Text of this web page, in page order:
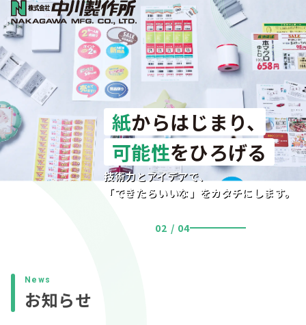
紙からはじまり、
可能性をひろげる
技術力とアイデアで、
「できたらいいな」をカタチにします。
02 / 04
News
お知らせ